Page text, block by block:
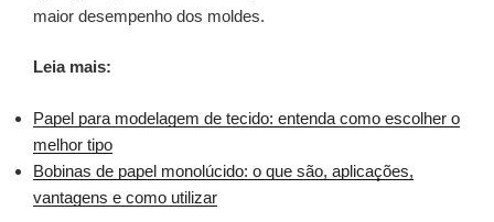
maior desempenho dos moldes.
Leia mais:
Papel para modelagem de tecido: entenda como escolher o
melhor tipo
Bobinas de papel monolúcido: o que são, aplicações,
vantagens e como utilizar